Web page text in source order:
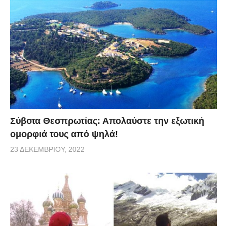
Σύβοτα Θεσπρωτίας: Απολαύστε την εξωτική
ομορφιά τους από ψηλά!
23 ΔΕΚΕΜΒΡΊΟΥ, 2022